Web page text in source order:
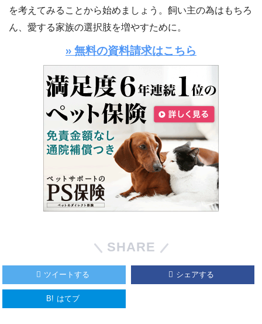
を考えてみることから始めましょう。飼い主の為はもちろ
ん、愛する家族の選択肢を増やすために。
» 無料の資料請求はこちら
SHARE
ツイートする シェアする
B! はてブ